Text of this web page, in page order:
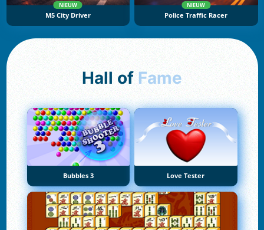
NIEUW
M5 City Driver
NIEUW
Police Traffic Racer
Hall of Fame
Bubbles 3 Love Tester